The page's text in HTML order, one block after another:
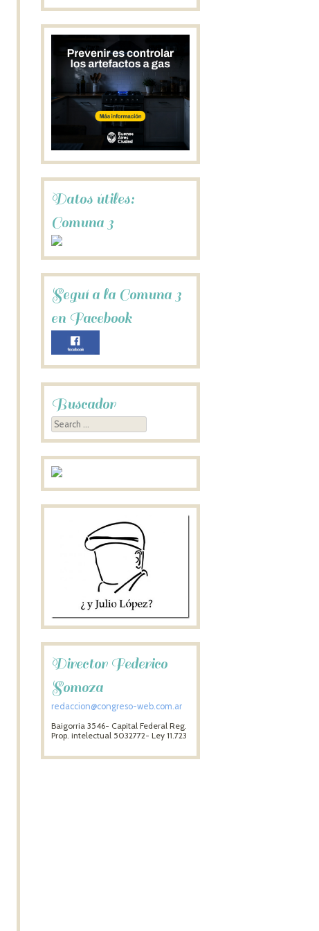
Datos útiles:
Comuna 3
Seguí a la Comuna 3
en Facebook
Buscador
Search
Director Federico
Somoza
redaccion@congreso-web.com.ar
Baigorria 3546- Capital Federal Reg.
Prop. intelectual 5032772- Ley 11.723